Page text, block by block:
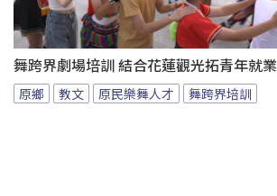
舞跨界劇場培訓 結合花蓮觀光拓青年就業
原鄉 教文 原民樂舞人才 舞跨界培訓